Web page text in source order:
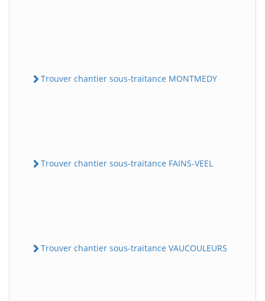
Trouver chantier sous-traitance MONTMEDY
Trouver chantier sous-traitance FAINS-VEEL
Trouver chantier sous-traitance VAUCOULEURS